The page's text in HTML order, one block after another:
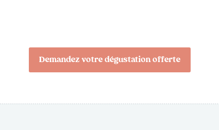
Demandez votre dégustation offerte